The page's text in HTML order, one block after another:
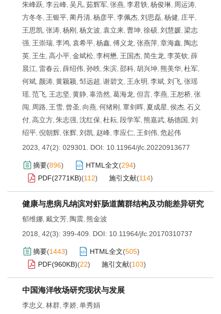
朱峰跃, 李云峰, 吴凡, 茹辉军, 张燕, 李君轶, 杨俊琳, 周运涛,
方冬冬, 王银平, 蔺丹清, 杨彦平, 李佩杰, 刘思磊, 杨健, 庄平,
王思凯, 张涛, 杨刚 , 杨文波, 袁立来, 曹坤, 徐硕, 刘慧媛, 梁志
强, 王崇瑞, 李鸿, 袁希平, 杨鑫, 傅义龙, 张燕萍, 章海鑫, 陶志
英, 王生, 高小平, 金斌松, 李柯懋, 王国杰, 简生龙, 李英钦, 薛
晨江, 雷春云, 薛绍伟, 孙昳, 朱滨, 邵科, 胡兴坤, 熊美华, 杜军,
何斌, 颜涛, 黄颖颖, 邹远超 , 谢碧文, 王永明 , 李斌, 刘飞, 张瑶
瑶, 范飞, 王志坚, 黄静, 辜浩然, 葛海龙, 但言, 李燕, 王恕桥, 张
闯, 周路, 王雪, 曾圣, 向燕, 何绪刚 , 覃剑晖, 夏成星, 侯杰, 石义
付, 高立方, 朱志强, 沈红保, 杜耘, 段学军, 熊嘉武, 杨德国 , 刘
绍平, 倪朝辉, 张辉, 刘凯, 赵峰, 李应仁, 王剑伟, 危起伟
2023, 47(2): 029301.
DOI: 10.11964/jfc.20220913677
摘要(896) HTML全文(294)
PDF(2771KB)(112) 施引文献(114)
健康与患病凡纳滨对虾肠道菌群结构及功能差异研究
郁维娜, 戴文芳, 陶震, 熊金波
2018, 42(3): 399-409.
DOI: 10.11964/jfc.20170310737
摘要(1443) HTML全文(505)
PDF(960KB)(22) 施引文献(103)
中国海洋牧场研究现状与发展
李忠义 , 林群, 李娇, 单秀娟